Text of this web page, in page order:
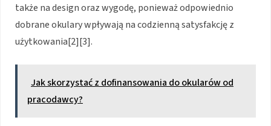
także na design oraz wygodę, ponieważ odpowiednio
dobrane okulary wpływają na codzienną satysfakcję z
użytkowania[2][3].
Jak skorzystać z dofinansowania do okularów od
pracodawcy?